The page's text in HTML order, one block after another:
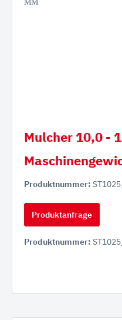
Mulcher 10,0 -
Produktnummer:
Produktanfrage
Produktnummer: